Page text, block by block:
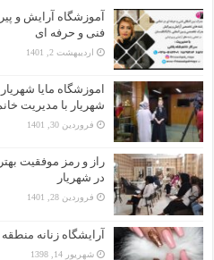
آموزشگاه آرایش و
فنی و حرفه ای
اردیبهشت 2, 1401
اموزشگاه مایا
شهریار با مدیریت خانم
فروردین 30, 1401
راز و رمز موفقیت
در شهریار
فروردین 28, 1401
آرایشگاه زنانه منطقه
شهریور 14, 1398